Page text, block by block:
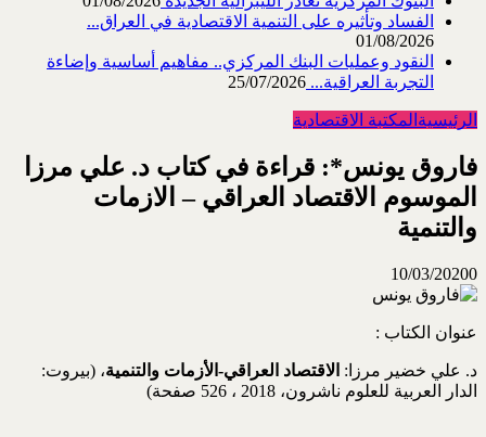
الفساد وتأثيره على التنمية الاقتصادية في العراق...
01/08/2026
النقود وعمليات البنك المركزي.. مفاهيم أساسية وإضاءة
التجربة العراقية... 25/07/2026
الرئيسية المكتبة الاقتصادية
فاروق يونس*: قراءة في كتاب د. علي مرزا
الموسوم الاقتصاد العراقي – الازمات
والتنمية
10/03/20200
عنوان الكتاب :
د. علي خضير مرزا: الاقتصاد العراقي-الأزمات والتنمية، (بيروت:
الدار العربية للعلوم ناشرون، 2018 ، 526 صفحة)